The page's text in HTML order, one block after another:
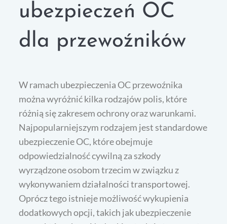
ubezpieczeń OC
dla przewoźników
W ramach ubezpieczenia OC przewoźnika
można wyróżnić kilka rodzajów polis, które
różnią się zakresem ochrony oraz warunkami.
Najpopularniejszym rodzajem jest standardowe
ubezpieczenie OC, które obejmuje
odpowiedzialność cywilną za szkody
wyrządzone osobom trzecim w związku z
wykonywaniem działalności transportowej.
Oprócz tego istnieje możliwość wykupienia
dodatkowych opcji, takich jak ubezpieczenie